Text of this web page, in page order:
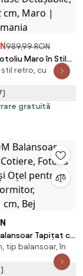
989,99 RON
Maro în Stil
Îmbrăcate
cu Huse
cm,
Romania
stil retro, cu
gratuită
Tapițat cu
din Lemn și
și Dormitor,
Bej
tip balansoar, în